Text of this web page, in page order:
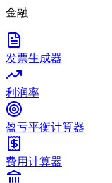
金融
发票生成器
利润率
盈亏平衡计算器
费用计算器